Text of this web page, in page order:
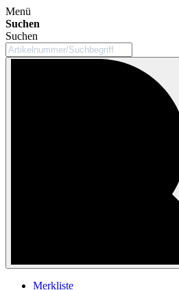
Menü
Suchen
Suchen
Merkliste